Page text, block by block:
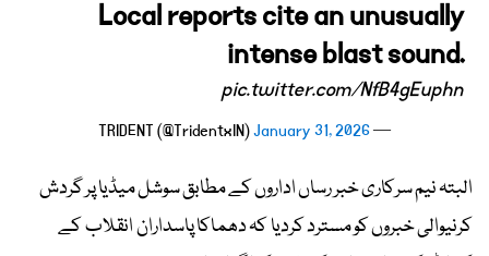
Local reports cite an unusually
intense blast sound.
pic.twitter.com/NfB4gEuphn
— TRIDENT (@TridentxIN)
January 31, 2026
البتہ نیم سرکاری خبر رساں اداروں کے مطابق سوشل میڈیا پر گردش
کرنیوالی خبروں کو مسترد کردیا کہ دھماکا پاسداران انقلاب کے